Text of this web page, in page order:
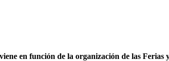
en función de la organización de las Ferias